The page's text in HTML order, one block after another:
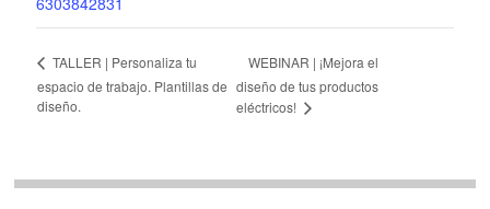
TALLER | Personaliza tu
espacio de trabajo. Plantillas de
diseño.
WEBINAR | ¡Mejora el
diseño de tus productos
eléctricos!